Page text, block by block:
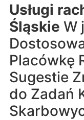
Usługi
Śląskie W
Placówkę
Sugestie
do Zadań